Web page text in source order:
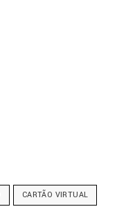
CARTÃO VIRTUAL